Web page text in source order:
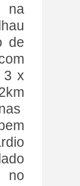
na
de
3 x
no